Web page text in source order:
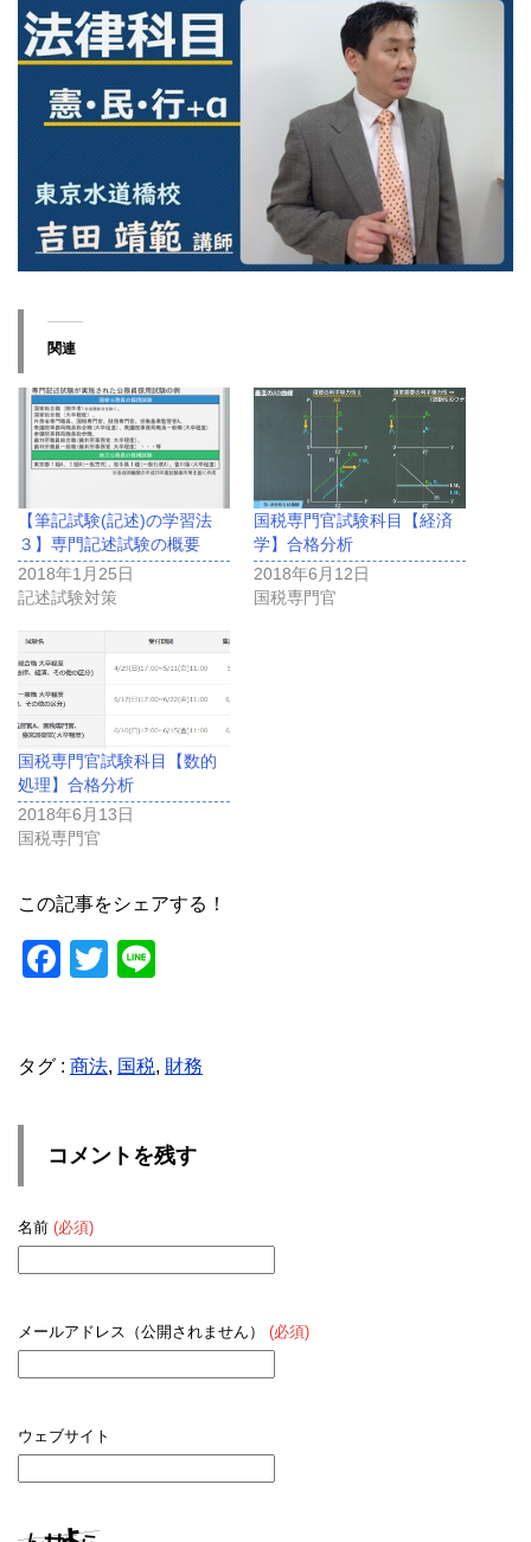
関連
【筆記試験(記述)の学習法
３】専門記述試験の概要
2018年1月25日
記述試験対策
国税専門官試験科目【経済
学】合格分析
2018年6月12日
国税専門官
国税専門官試験科目【数的
処理】合格分析
2018年6月13日
国税専門官
この記事をシェアする！
F
e
o
k
T
er
タグ : 商法, 国税, 財務
コメントを残す
名前 (必須)
メールアドレス（公開されません） (必須)
ウェブサイト